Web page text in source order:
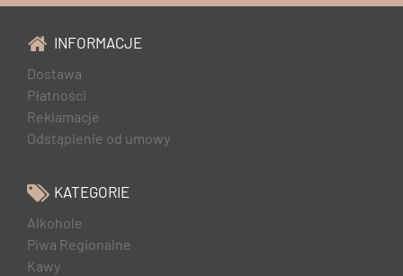
INFORMACJE
Dostawa
Płatności
Reklamacje
Odstąpienie od umowy
KATEGORIE
Alkohole
Piwa Regionalne
Kawy